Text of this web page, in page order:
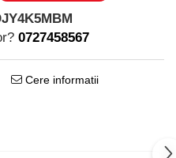
0727458567
Cere informatii